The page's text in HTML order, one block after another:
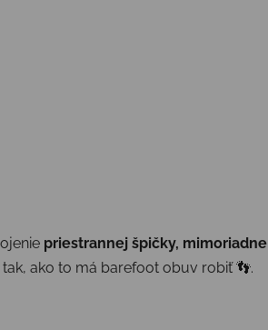
priestrannej špičky, mimoriadne
ako to má barefoot obuv robiť 👣.